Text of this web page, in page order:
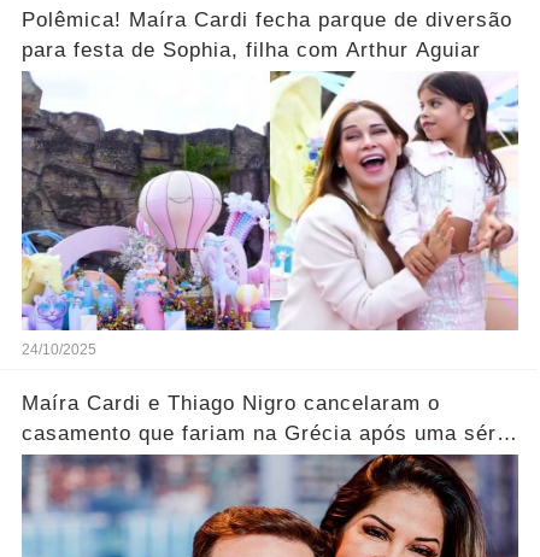
Polêmica! Maíra Cardi fecha parque de diversão
para festa de Sophia, filha com Arthur Aguiar
24/10/2025
Maíra Cardi e Thiago Nigro cancelaram o
casamento que fariam na Grécia após uma série
de.... Ver mais